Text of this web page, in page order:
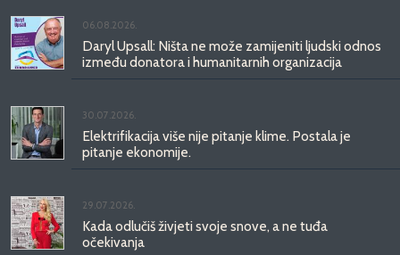
06.08.2026.
Daryl Upsall: Ništa ne može zamijeniti ljudski odnos
između donatora i humanitarnih organizacija
30.07.2026.
Elektrifikacija više nije pitanje klime. Postala je
pitanje ekonomije.
29.07.2026.
Kada odlučiš živjeti svoje snove, a ne tuđa
očekivanja